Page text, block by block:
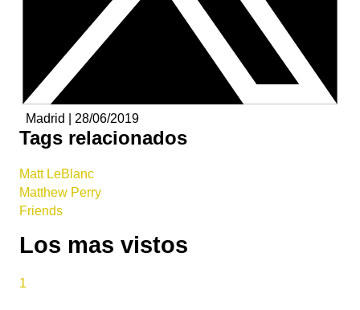
Madrid | 28/06/2019
Tags relacionados
Matt LeBlanc
Matthew Perry
Friends
Los mas vistos
1